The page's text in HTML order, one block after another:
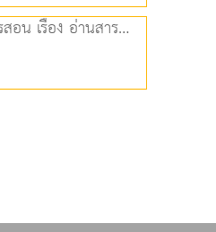
ใบงานประกอบการสอน เรื่อง อ่านสารคดี (40.47 KB)